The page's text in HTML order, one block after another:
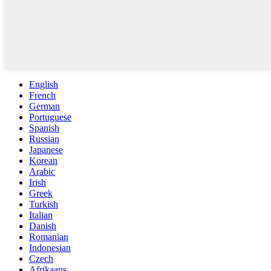
English
French
German
Portuguese
Spanish
Russian
Japanese
Korean
Arabic
Irish
Greek
Turkish
Italian
Danish
Romanian
Indonesian
Czech